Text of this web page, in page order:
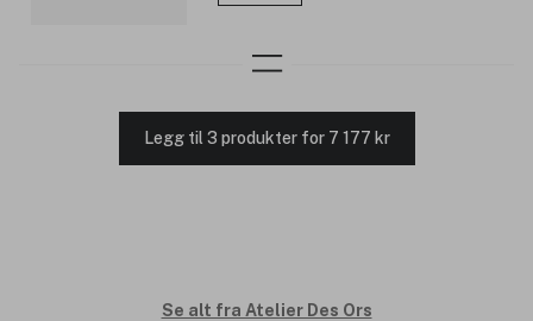
Legg til 3 produkter for 7 177 kr
Se alt fra Atelier Des Ors